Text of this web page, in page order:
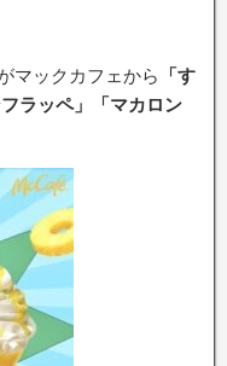
マックカフェから
「す
ラッペ」「マカロン